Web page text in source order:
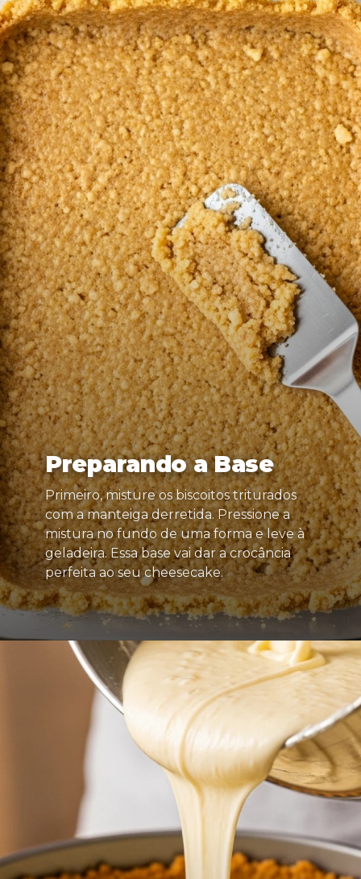
Preparando a Base
Primeiro, misture os biscoitos triturados
com a manteiga derretida. Pressione a
mistura no fundo de uma forma e leve à
geladeira. Essa base vai dar a crocância
perfeita ao seu cheesecake.